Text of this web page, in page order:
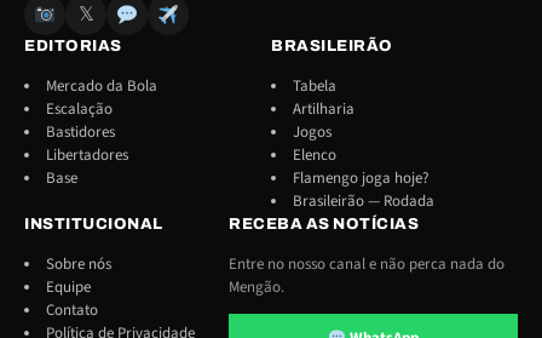
𝕏
EDITORIAS
Mercado da Bola
Escalação
Bastidores
Libertadores
Base
BRASILEIRÃO
Tabela
Artilharia
Jogos
Elenco
Flamengo joga hoje?
Brasileirão — Rodada
INSTITUCIONAL
Sobre nós
Equipe
Contato
Política de Privacidade
RECEBA AS NOTÍCIAS
Entre no nosso canal e não perca nada do
Mengão.